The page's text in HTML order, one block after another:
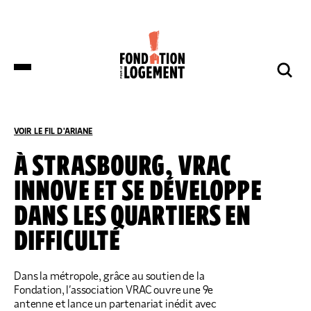
NOTRE ORGANISATION
NOTRE ORGANISATION
NOS COMPTES
IMPACTS ET SUCCÈS
IMPACTS ET SUCCÈS
LUTTER CONTRE L’HABITAT INDIGNE
DES DÉPUTÉS DE HUIT GROUPES
POLITIQUES DÉPOSENT UNE
PROPOSITION DE LOI SUR LES
LOGEMENTS BOUILLOIRES INITIÉE PAR
LA FONDATION POUR LE LOGEMENT
NOS PUBLICATIONS
NOUS SOUTENIR
DON RÉGULIER
DON PONCTUEL
TRANSMETTRE SON PATRIMOINE
VOIR LE FIL D'ARIANE
ACCUEIL COMPRENDRE ET S’INFORMER
À STRASBOURG, VRAC
INNOVE ET SE DÉVELOPPE
DANS LES QUARTIERS EN
DIFFICULTÉ
Dans la métropole, grâce au soutien de la
Fondation, l’association VRAC ouvre une 9e
antenne et lance un partenariat inédit avec